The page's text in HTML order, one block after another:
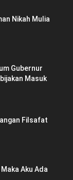
Nikah Mulia
Gubernur
Masuk
Filsafat
Aku Ada